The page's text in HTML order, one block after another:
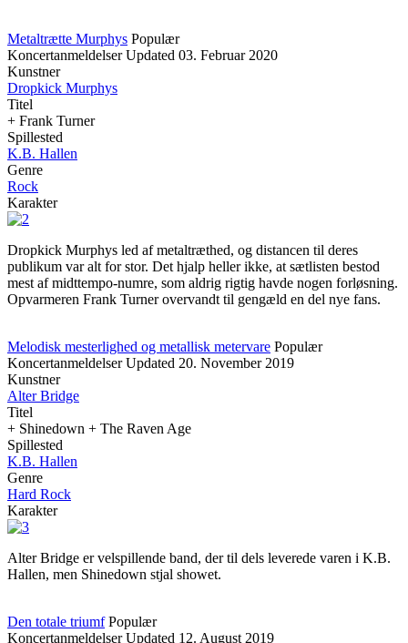
Metaltrætte Murphys Populær
Koncertanmeldelser Updated 03. Februar 2020
Kunstner
Dropkick Murphys
Titel
+ Frank Turner
Spillested
K.B. Hallen
Genre
Rock
Karakter
Dropkick Murphys led af metaltræthed, og distancen til deres
publikum var alt for stor. Det hjalp heller ikke, at sætlisten bestod
mest af midttempo-numre, som aldrig rigtig havde nogen forløsning.
Opvarmeren Frank Turner overvandt til gengæld en del nye fans.
Melodisk mesterlighed og metallisk metervare Populær
Koncertanmeldelser Updated 20. November 2019
Kunstner
Alter Bridge
Titel
+ Shinedown + The Raven Age
Spillested
K.B. Hallen
Genre
Hard Rock
Karakter
Alter Bridge er velspillende band, der til dels leverede varen i K.B.
Hallen, men Shinedown stjal showet.
Den totale triumf Populær
Koncertanmeldelser Updated 12. August 2019